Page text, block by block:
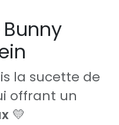
la sucette de
offrant un
💛